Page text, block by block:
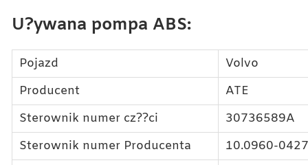
U?ywana pompa ABS:
Pojazd
Volvo
Producent
ATE
Sterownik numer cz??ci
30736589A
Sterownik numer Producenta
10.0960-